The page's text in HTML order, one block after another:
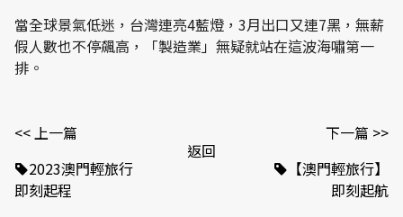
當全球景氣低迷，台灣連亮4藍燈，3月出口又連7黑，無薪
假人數也不停飆高，「製造業」無疑就站在這波海嘯第一
排。
<< 上一篇
2023澳門輕旅行
即刻起程
返回
下一篇 >>
【澳門輕旅行】
即刻起航